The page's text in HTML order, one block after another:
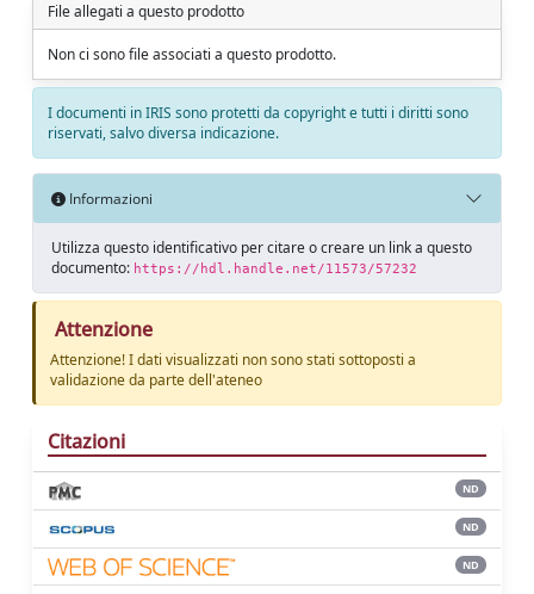
File allegati a questo prodotto
Non ci sono file associati a questo prodotto.
I documenti in IRIS sono protetti da copyright e tutti i diritti sono
riservati, salvo diversa indicazione.
Informazioni
Utilizza questo identificativo per citare o creare un link a questo
documento: https://hdl.handle.net/11573/57232
Attenzione
Attenzione! I dati visualizzati non sono stati sottoposti a
validazione da parte dell'ateneo
Citazioni
ND
ND
ND